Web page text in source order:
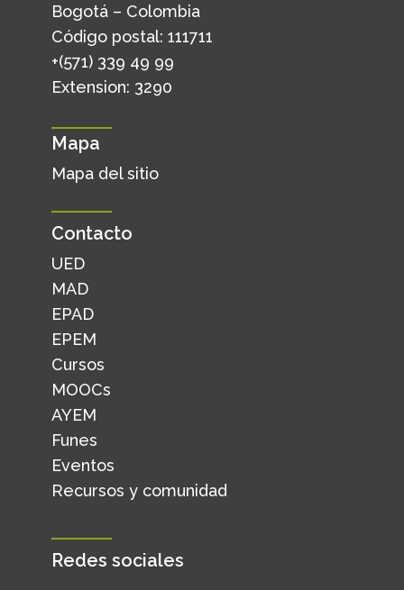
Bogotá – Colombia
Código postal: 111711
+(571) 339 49 99
Extension: 3290
Mapa
Mapa del sitio
Contacto
UED
MAD
EPAD
EPEM
Cursos
MOOCs
AYEM
Funes
Eventos
Recursos y comunidad
Redes sociales